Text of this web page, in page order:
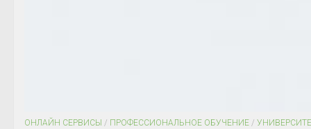
ОНЛАЙН СЕРВИСЫ / ПРОФЕССИОНАЛЬНОЕ ОБУЧЕНИЕ /